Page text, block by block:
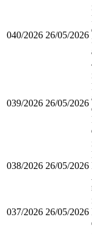
040/2026 26/05/2026
039/2026 26/05/2026
038/2026 26/05/2026
037/2026 26/05/2026